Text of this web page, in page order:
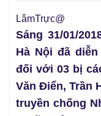
LâmTrực@
Sáng 31/01/
Hà Nội đã
đối với 03 bị
Văn Điển, Trần
truyền chống